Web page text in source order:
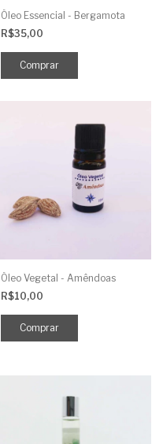
Óleo Essencial - Bergamota
R$35,00
Óleo Vegetal - Amêndoas
R$10,00